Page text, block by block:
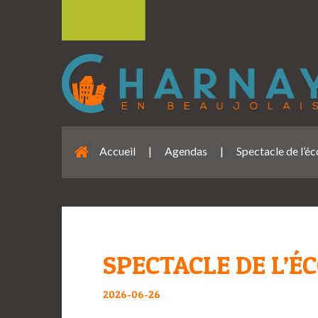
Accueil | Agendas | Spectacle de
SPECTACLE DE
2026-06-26